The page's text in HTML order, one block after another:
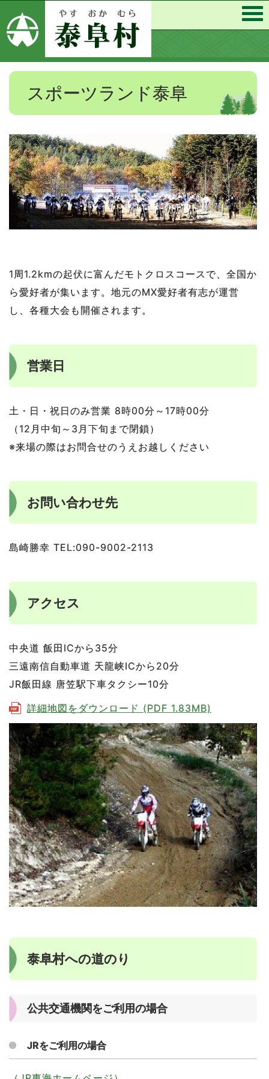
スポーツランド泰阜
1周1.2kmの起伏に富んだモトクロスコースで、全国か
ら愛好者が集います。地元のMX愛好者有志が運営
し、各種大会も開催されます。
営業日
土・日・祝日のみ営業 8時00分～17時00分
（12月中旬～3月下旬まで閉鎖）
※来場の際はお問合せのうえお越しください
お問い合わせ先
島崎勝幸 TEL:090-9002-2113
アクセス
中央道 飯田ICから35分
三遠南信自動車道 天龍峡ICから20分
JR飯田線 唐笠駅下車タクシー10分
詳細地図をダウンロード (PDF 1.83MB)
泰阜村への道のり
公共交通機関をご利用の場合
JRをご利用の場合